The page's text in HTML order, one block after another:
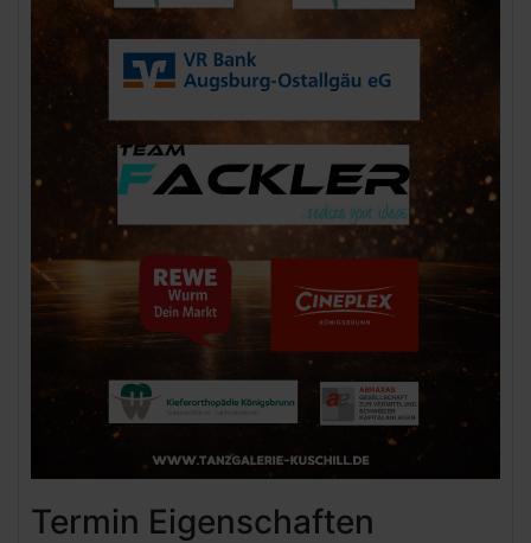
Termin Eigenschaften